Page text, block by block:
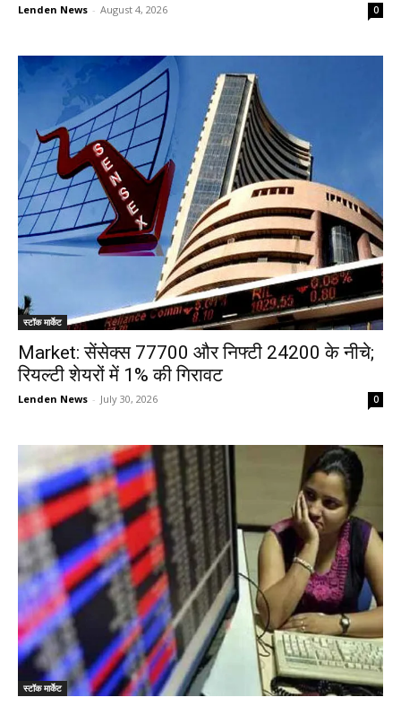
Lenden News - August 4, 2026 0
स्टॉक मार्केट
Market: सेंसेक्स 77700 और निफ्टी 24200 के नीचे;
रियल्टी शेयरों में 1% की गिरावट
Lenden News - July 30, 2026 0
स्टॉक मार्केट